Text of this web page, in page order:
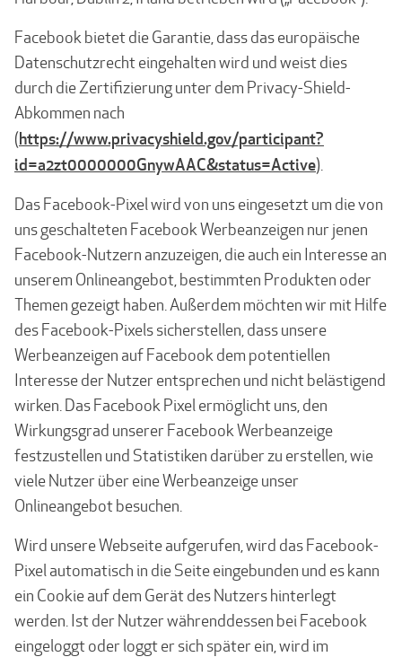
Facebook bietet die Garantie, dass das europäische
Datenschutzrecht eingehalten wird und weist dies
durch die Zertifizierung unter dem Privacy-Shield-
Abkommen nach
(https://www.privacyshield.gov/participant?
id=a2zt0000000GnywAAC&status=Active).
Das Facebook-Pixel wird von uns eingesetzt um die von
uns geschalteten Facebook Werbeanzeigen nur jenen
Facebook-Nutzern anzuzeigen, die auch ein Interesse an
unserem Onlineangebot, bestimmten Produkten oder
Themen gezeigt haben. Außerdem möchten wir mit Hilfe
des Facebook-Pixels sicherstellen, dass unsere
Werbeanzeigen auf Facebook dem potentiellen
Interesse der Nutzer entsprechen und nicht belästigend
wirken. Das Facebook Pixel ermöglicht uns, den
Wirkungsgrad unserer Facebook Werbeanzeige
festzustellen und Statistiken darüber zu erstellen, wie
viele Nutzer über eine Werbeanzeige unser
Onlineangebot besuchen.
Wird unsere Webseite aufgerufen, wird das Facebook-
Pixel automatisch in die Seite eingebunden und es kann
ein Cookie auf dem Gerät des Nutzers hinterlegt
werden. Ist der Nutzer währenddessen bei Facebook
eingeloggt oder loggt er sich später ein, wird im